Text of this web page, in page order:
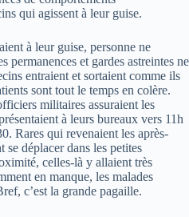
qui agissent à leur guise.
à leur guise, personne ne
permanences et gardes astreintes ne
entraient et sortaient comme ils
sont tout le temps en colère.
militaires assuraient les
à leurs bureaux vers 11h
Rares qui revenaient les après-
se déplacer dans les petites
celles-là y allaient très
en manque, les malades
c’est la grande pagaille.